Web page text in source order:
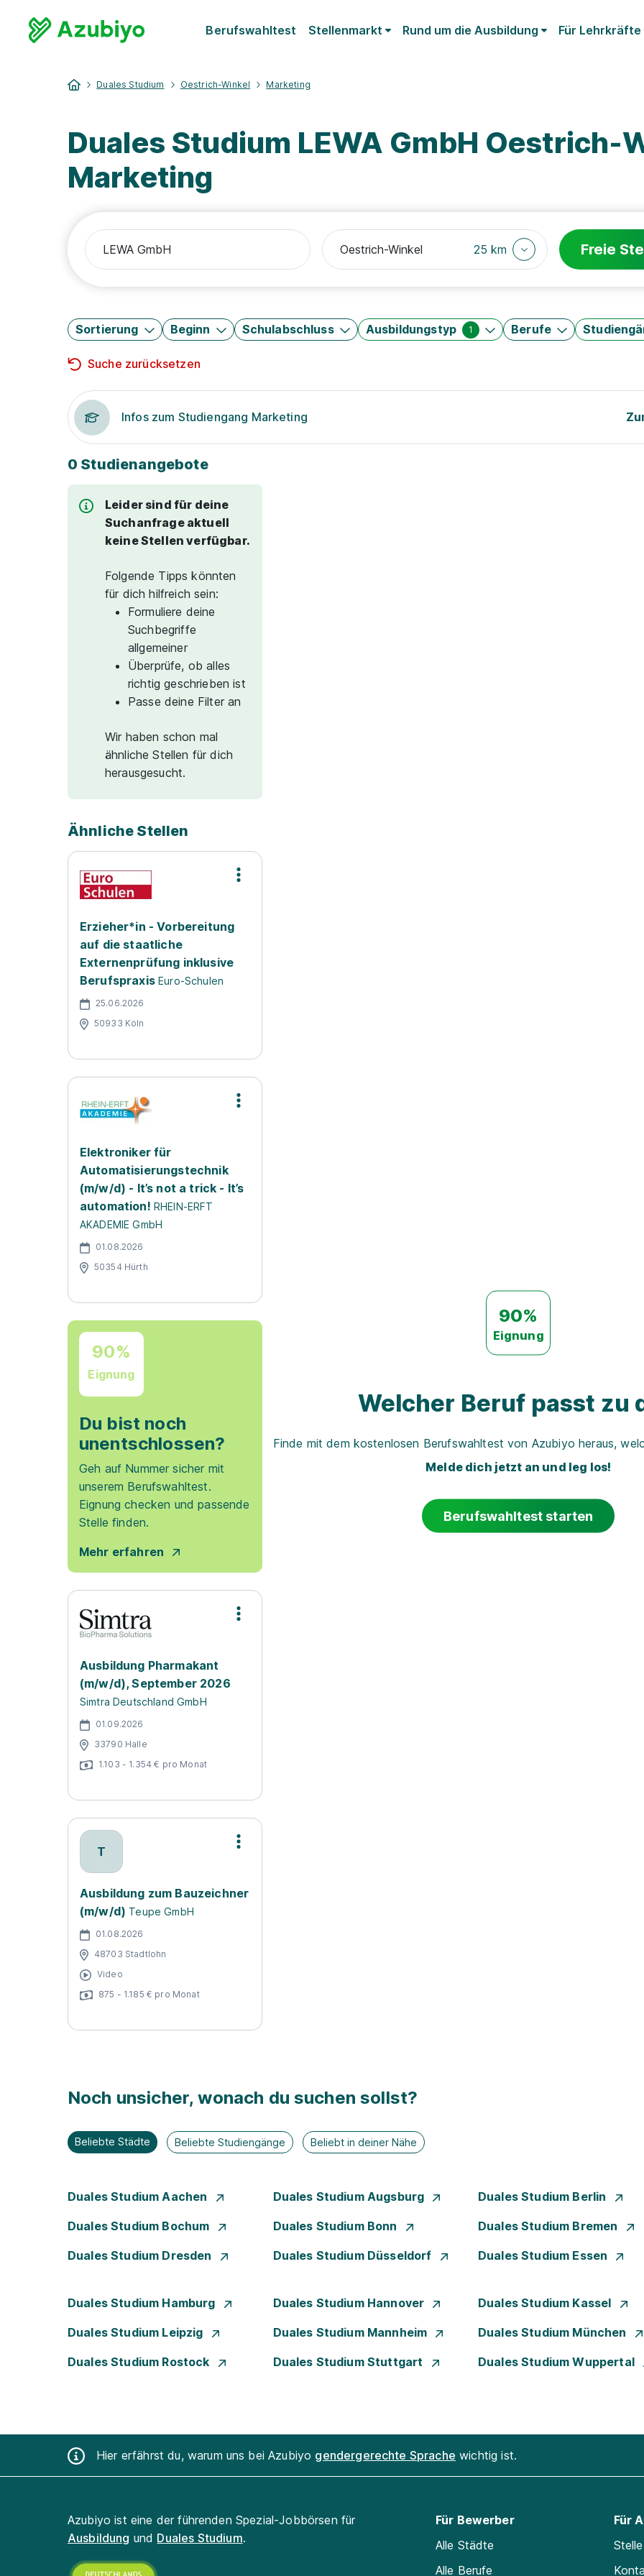
Berufswahltest Stellenmarkt Rund um die Ausbildung Für Lehrkräfte
Duales Studium Oestrich-Winkel Marketing
Duales Studium LEWA GmbH Oestrich-
Marketing
25 km Freie
Sortierung Beginn Schulabschluss Ausbildungstyp 1 Berufe
Suche zurücksetzen
Infos zum Studiengang Marketing
0 Studienangebote
Leider sind für deine
Suchanfrage aktuell
keine Stellen verfügbar.
Folgende Tipps könnten
für dich hilfreich sein:
Formuliere deine
Suchbegriffe
allgemeiner
Überprüfe, ob alles
richtig geschrieben ist
Passe deine Filter an
Wir haben schon mal
ähnliche Stellen für dich
herausgesucht.
Ähnliche Stellen
Erzieher*in - Vorbereitung
auf die staatliche
Externenprüfung inklusive
Berufspraxis Euro-Schulen
25.06.2026
50933 Köln
Elektroniker für
Automatisierungstechnik
(m/w/d) - It’s not a trick - It’s
automation! RHEIN-ERFT
AKADEMIE GmbH
01.08.2026
50354 Hürth
90%
Eignung
Du bist noch
unentschlossen?
Geh auf Nummer sicher mit
unserem Berufswahltest.
Eignung checken und passende
Stelle finden.
Mehr erfahren
Ausbildung Pharmakant
(m/w/d), September 2026
Simtra Deutschland GmbH
01.09.2026
33790 Halle
1.103 - 1.354 € pro Monat
T
Ausbildung zum Bauzeichner
(m/w/d) Teupe GmbH
01.08.2026
48703 Stadtlohn
Video
875 - 1.185 € pro Monat
90%
Eignung
Welcher Beruf passt zu
Finde mit dem kostenlosen Berufswahltest von Azubiyo heraus,
Melde dich jetzt an und leg los!
Berufswahltest starten
Noch unsicher, wonach du suchen sollst?
Beliebte Städte Beliebte Studiengänge Beliebt in deiner Nähe
Duales Studium Aachen Duales Studium Augsburg Duales Studium Berlin
Duales Studium Bochum Duales Studium Bonn Duales Studium Bremen
Duales Studium Dresden Duales Studium Düsseldorf Duales Studium Essen
Duales Studium Hamburg Duales Studium Hannover Duales Studium Kassel
Duales Studium Leipzig Duales Studium Mannheim Duales Studium München
Duales Studium Rostock Duales Studium Stuttgart Duales Studium Wuppertal
Hier erfährst du, warum uns bei Azubiyo gendergerechte Sprache wichtig ist.
Azubiyo ist eine der führenden Spezial-Jobbörsen für
Ausbildung und Duales Studium.
Für Bewerber
Alle Städte
Alle Berufe
Für